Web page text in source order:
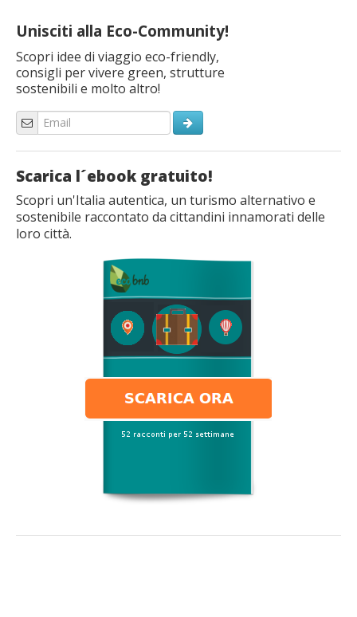
Unisciti alla Eco-Community!
Scopri idee di viaggio eco-friendly,
consigli per vivere green, strutture
sostenibili e molto altro!
Scarica l´ebook gratuito!
Scopri un'Italia autentica, un turismo alternativo e
sostenibile raccontato da cittandini innamorati delle
loro città.